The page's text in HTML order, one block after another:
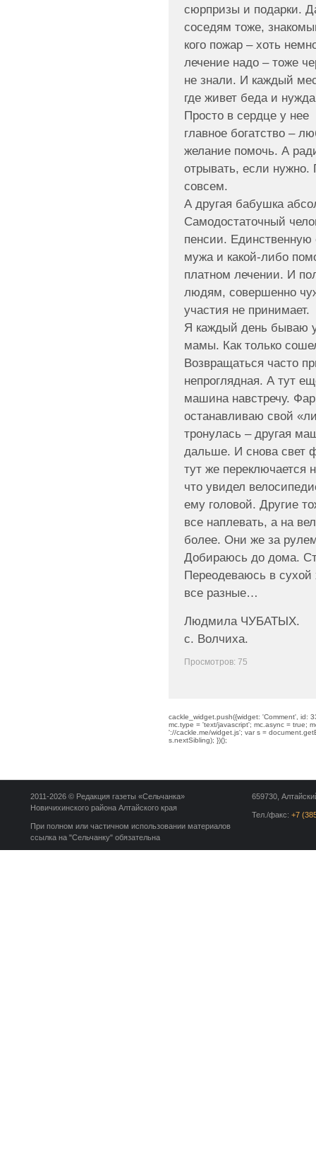
сюрпризы и подарки.
соседям тоже,
кого пожар – хоть
лечение надо – тоже
не знали. И каждый
где живет беда и
Просто в сердце у нее
главное богатство –
желание помочь. А
отрывать, если нужно.
совсем.
А другая бабушка
Самодостаточный
пенсии.
мужа и какой-либо
платном лечении. И
людям, совершенно
участия не принимает.
Я каждый день бываю
мамы. Как только
Возвращаться часто
непроглядная. А тут
машина навстречу.
останавливаю свой
тронулась – другая
дальше. И снова свет
тут же переключается
что увидел
ему головой. Другие
все наплевать, а на
более. Они же за
Добираюсь до дома.
Переодеваюсь в
все разные…
Людмила ЧУБАТЫХ.
с. Волчиха.
Просмотров: 75
cackle_widget.push({widget: 'Comment', id:
mc.type = 'text/javascript'; mc.async = true;
'://cackle.me/widget.js'; var s =
s.nextSibling); })();
659730,
Тел./факс: +7
2011-2026 © Редакция газеты «Сельчанка»
Новичихинского района Алтайского края
При полном или частичном использовании материалов
ссылка на "Сельчанку" обязательна